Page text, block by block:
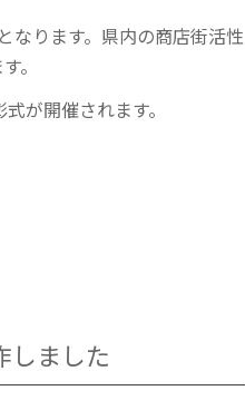
なります。県内の商店街活性
。
が開催されます。
しました